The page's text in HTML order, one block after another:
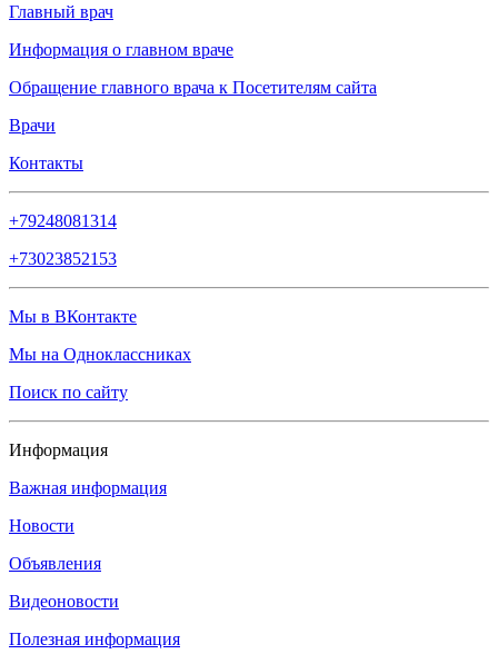
Главный врач
Информация о главном враче
Обращение главного врача к Посетителям сайта
Врачи
Контакты
+79248081314
+73023852153
Мы в ВКонтакте
Мы на Одноклассниках
Поиск по сайту
Информация
Важная информация
Новости
Объявления
Видеоновости
Полезная информация